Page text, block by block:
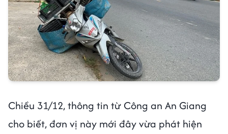
Chiều 31/12, thông tin từ Công an An Giang
cho biết, đơn vị này mới đây vừa phát hiện